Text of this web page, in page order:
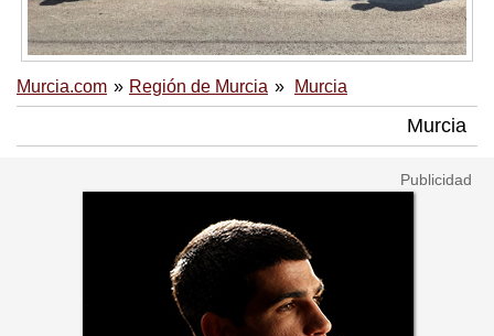
Murcia.com Región de Murcia Murcia
Murcia